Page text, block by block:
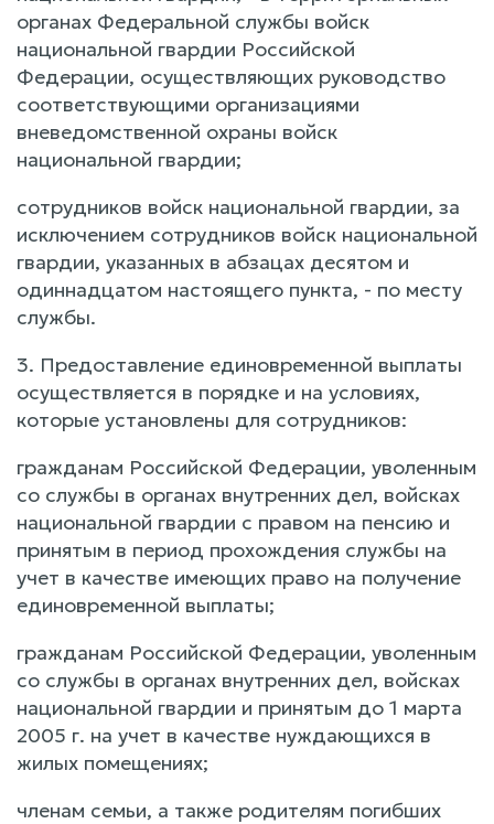
органах Федеральной службы войск
национальной гвардии Российской
Федерации, осуществляющих руководство
соответствующими организациями
вневедомственной охраны войск
национальной гвардии;
сотрудников войск национальной гвардии, за
исключением сотрудников войск национальной
гвардии, указанных в абзацах десятом и
одиннадцатом настоящего пункта, - по месту
службы.
3. Предоставление единовременной выплаты
осуществляется в порядке и на условиях,
которые установлены для сотрудников:
гражданам Российской Федерации, уволенным
со службы в органах внутренних дел, войсках
национальной гвардии с правом на пенсию и
принятым в период прохождения службы на
учет в качестве имеющих право на получение
единовременной выплаты;
гражданам Российской Федерации, уволенным
со службы в органах внутренних дел, войсках
национальной гвардии и принятым до 1 марта
2005 г. на учет в качестве нуждающихся в
жилых помещениях;
членам семьи, а также родителям погибших